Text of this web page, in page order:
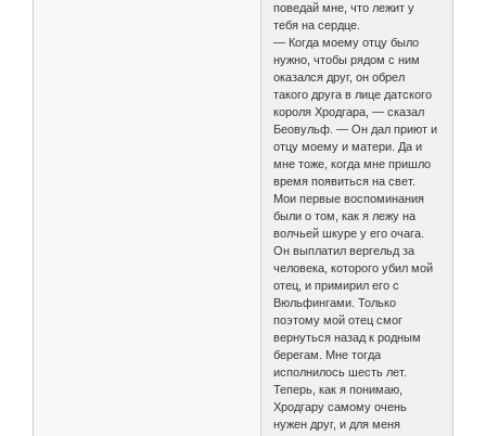
поведай мне, что лежит у
тебя на сердце.
— Когда моему отцу было
нужно, чтобы рядом с ним
оказался друг, он обрел
такого друга в лице датского
короля Хродгара, — сказал
Беовульф. — Он дал приют и
отцу моему и матери. Да и
мне тоже, когда мне пришло
время появиться на свет.
Мои первые воспоминания
были о том, как я лежу на
волчьей шкуре у его очага.
Он выплатил вергельд за
человека, которого убил мой
отец, и примирил его с
Вюльфингами. Только
поэтому мой отец смог
вернуться назад к родным
берегам. Мне тогда
исполнилось шесть лет.
Теперь, как я понимаю,
Хродгару самому очень
нужен друг, и для меня